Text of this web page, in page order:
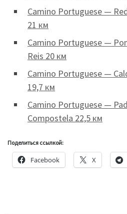
Camino Portuguese —
21 км
Camino Portuguese —
Reis 20 км
Camino Portuguese —
19,7 км
Camino Portuguese —
Compostela 22,5 км
Поделиться ссылкой:
Facebook X